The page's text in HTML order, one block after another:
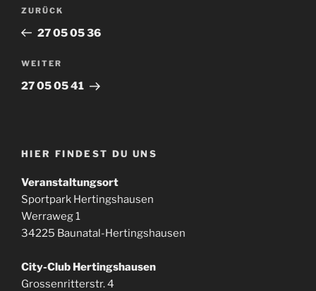
Vorheriger
Beitrag
ZURÜCK
27 05 05 36
Nächster
Beitrag
WEITER
27 05 05 41
HIER FINDEST DU UNS
Veranstaltungsort
Sportpark Hertingshausen
Werraweg 1
34225 Baunatal-Hertingshausen
City-Club Hertingshausen
Grossenritterstr. 4